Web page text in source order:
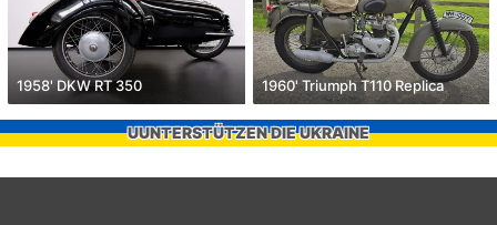
1958' DKW RT 350 1960' Triumph T110 Replica
UUNTERSTÜTZEN DIE UKRAINE